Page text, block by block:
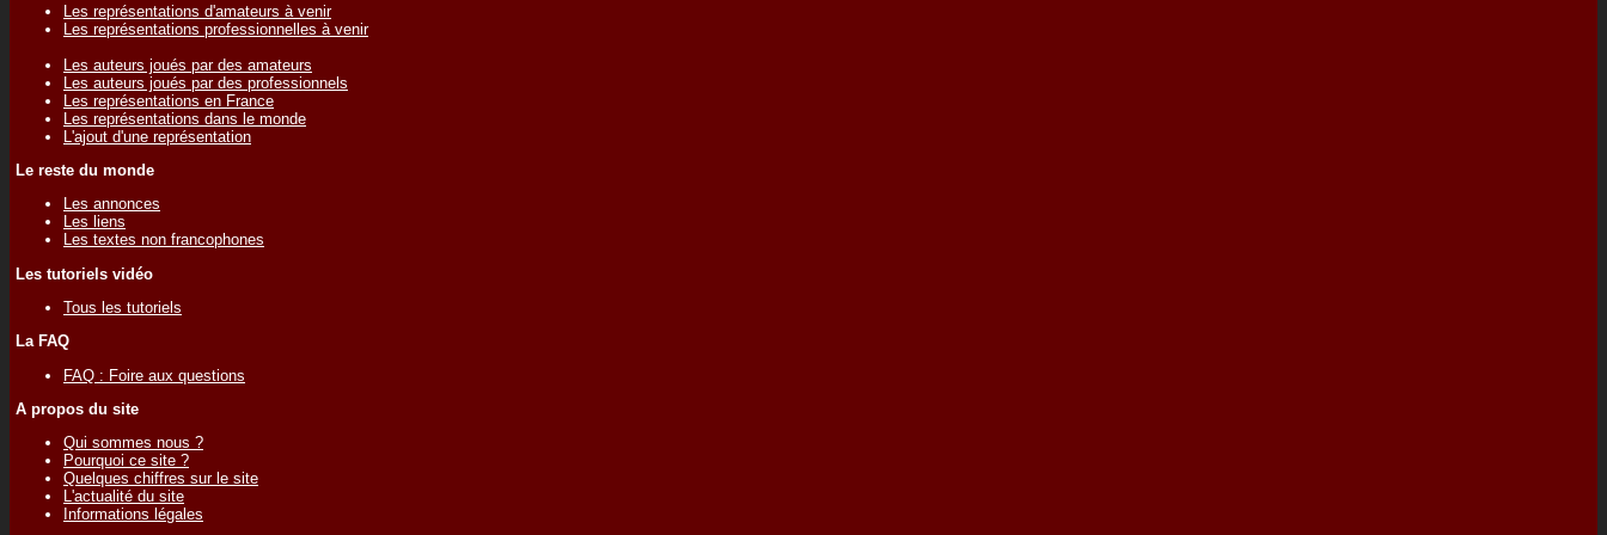
Les représentations d'amateurs à venir
Les représentations professionnelles à venir
Les auteurs joués par des amateurs
Les auteurs joués par des professionnels
Les représentations en France
Les représentations dans le monde
L'ajout d'une représentation
Le reste du monde
Les annonces
Les liens
Les textes non francophones
Les tutoriels vidéo
Tous les tutoriels
La FAQ
FAQ : Foire aux questions
A propos du site
Qui sommes nous ?
Pourquoi ce site ?
Quelques chiffres sur le site
L'actualité du site
Informations légales